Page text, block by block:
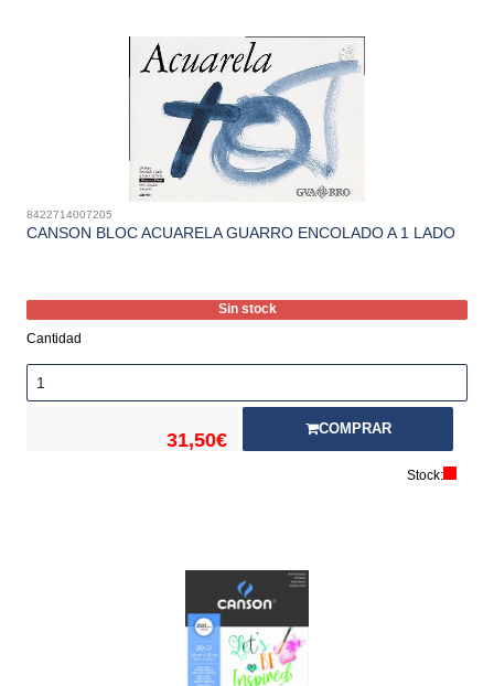
8422714007205
CANSON BLOC ACUARELA GUARRO ENCOLADO A 1 LADO
Sin stock
Cantidad
31,50€
COMPRAR
Stock: